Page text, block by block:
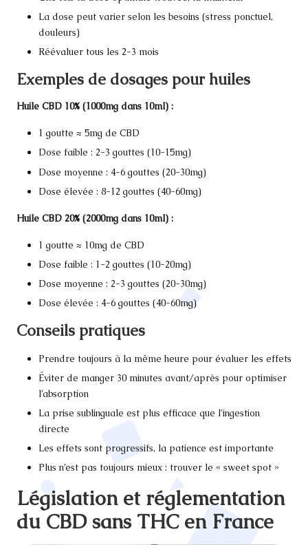
La dose peut varier selon les besoins (stress ponctuel,
douleurs)
Réévaluer tous les 2-3 mois
Exemples de dosages pour huiles
Huile CBD 10% (1000mg dans 10ml) :
1 goutte ≈ 5mg de CBD
Dose faible : 2-3 gouttes (10-15mg)
Dose moyenne : 4-6 gouttes (20-30mg)
Dose élevée : 8-12 gouttes (40-60mg)
Huile CBD 20% (2000mg dans 10ml) :
1 goutte ≈ 10mg de CBD
Dose faible : 1-2 gouttes (10-20mg)
Dose moyenne : 2-3 gouttes (20-30mg)
Dose élevée : 4-6 gouttes (40-60mg)
Conseils pratiques
Prendre toujours à la même heure pour évaluer les effets
Éviter de manger 30 minutes avant/après pour optimiser
l’absorption
La prise sublinguale est plus efficace que l’ingestion
directe
Les effets sont progressifs, la patience est importante
Plus n’est pas toujours mieux : trouver le « sweet spot »
Législation et réglementation
du CBD sans THC en France